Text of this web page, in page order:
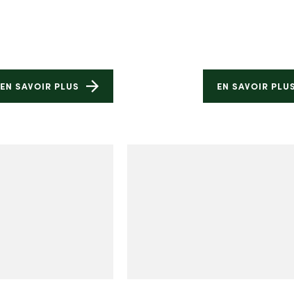
EN SAVOIR PLUS EN SAVOIR PLUS